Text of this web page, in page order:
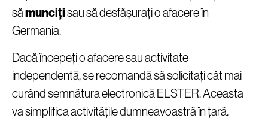
sămuncițisau să desfășurați o afacere în
Germania.
Dacă începeți o afacere sau activitate
independentă, se recomandă să solicitați cât mai
curând semnătura electronică ELSTER. Aceasta
va simplifica activitățile dumneavoastră în țară.